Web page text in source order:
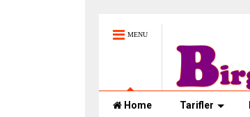
MENU
Home Tarifler